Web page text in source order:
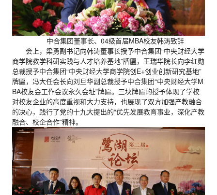
中合集团董事长、04级首届MBA校友韩涛致辞
会上，梁勇副书记向韩涛董事长授予中合集团“中央财经大学
商学院教学科研实践与人才培养基地”牌匾，王瑞华院长向李红勋
总裁授予中合集团“中央财经大学商学院创E+创业创新研究基地”
牌匾，冯大任会长向刘旦华副总裁授予中合集团“中央财经大学M
BA校友会工作会议永久会址”牌匾。三块牌匾的授予体现了学校
对校友企业的高度重视和大力支持，也展现了双方加强产教融合
的决心，践行了党的十九大提出的“优先发展教育事业，深化产教
融合、校企合作”精神。